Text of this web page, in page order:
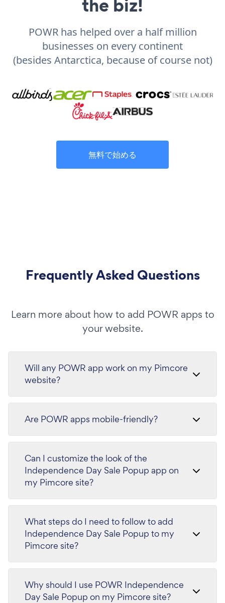
POWR has helped over a half million
businesses on every continent
(besides Antarctica, because of course not)
無料で始める
Frequently Asked Questions
Learn more about how to add POWR apps to
your website.
Will any POWR app work on my Pimcore
website?
Are POWR apps mobile-friendly?
Can I customize the look of the
Independence Day Sale Popup app on
my Pimcore site?
What steps do I need to follow to add
Independence Day Sale Popup to my
Pimcore site?
Why should I use POWR Independence
Day Sale Popup on my Pimcore site?